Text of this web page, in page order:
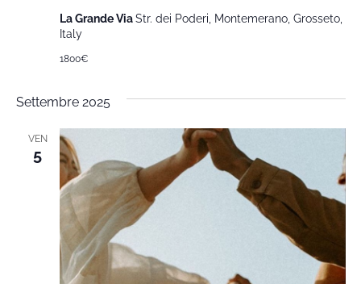
La Grande ViaStr. dei Poderi, Montemerano, Grosseto,
Italy
1800€
Settembre 2025
VEN
5